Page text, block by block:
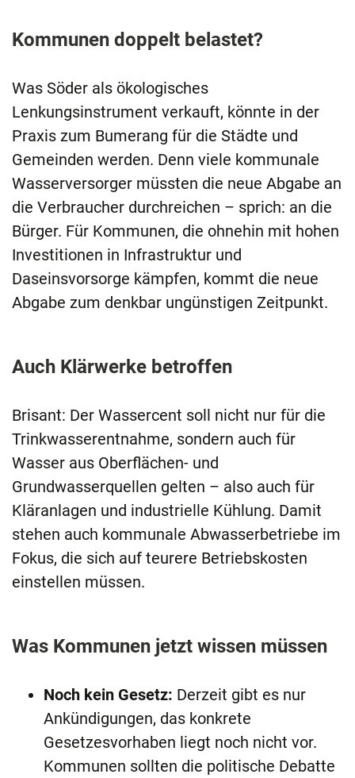
Kommunen doppelt belastet?
Was Söder als ökologisches
Lenkungsinstrument verkauft, könnte in der
Praxis zum Bumerang für die Städte und
Gemeinden werden. Denn viele kommunale
Wasserversorger müssten die neue Abgabe an
die Verbraucher durchreichen – sprich: an die
Bürger. Für Kommunen, die ohnehin mit hohen
Investitionen in Infrastruktur und
Daseinsvorsorge kämpfen, kommt die neue
Abgabe zum denkbar ungünstigen Zeitpunkt.
Auch Klärwerke betroffen
Brisant: Der Wassercent soll nicht nur für die
Trinkwasserentnahme, sondern auch für
Wasser aus Oberflächen- und
Grundwasserquellen gelten – also auch für
Kläranlagen und industrielle Kühlung. Damit
stehen auch kommunale Abwasserbetriebe im
Fokus, die sich auf teurere Betriebskosten
einstellen müssen.
Was Kommunen jetzt wissen müssen
Noch kein Gesetz: Derzeit gibt es nur
Ankündigungen, das konkrete
Gesetzesvorhaben liegt noch nicht vor.
Kommunen sollten die politische Debatte